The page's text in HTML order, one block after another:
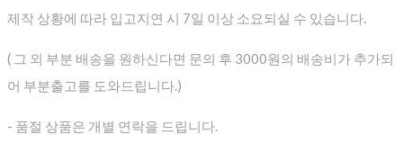
제작 상황에 따라 입고지연 시 7일 이상 소요되실 수 있습니다.
( 그 외 부분 배송을 원하신다면 문의 후 3000원의 배송비가 추가되
어 부분출고를 도와드립니다.)
- 품절 상품은 개별 연락을 드립니다.